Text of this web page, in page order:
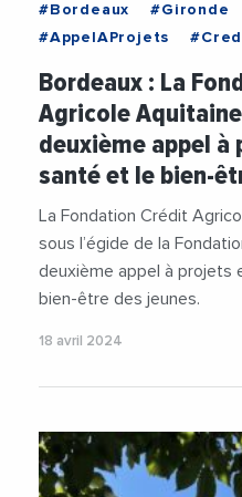
#Bordeaux #Gironde
#AppelAProjets
#Sante
Bordeaux : La
Agricole
deuxième appel à
santé et le bien-
La Fondation Crédit
sous l’égide de la
deuxième appel à projets
bien-être des jeunes.
18 avril 2024